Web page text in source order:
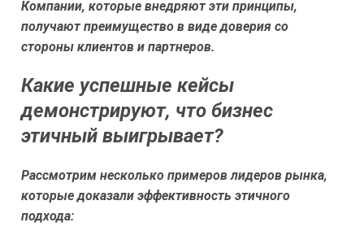
Компании, которые внедряют эти принципы,
получают преимущество в виде доверия со
стороны клиентов и партнеров.
Какие успешные кейсы
демонстрируют, что бизнес
этичный выигрывает?
Рассмотрим несколько примеров лидеров рынка,
которые доказали эффективность этичного
подхода: